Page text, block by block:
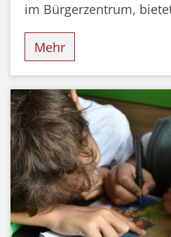
im Bürgerzentrum,
Mehr